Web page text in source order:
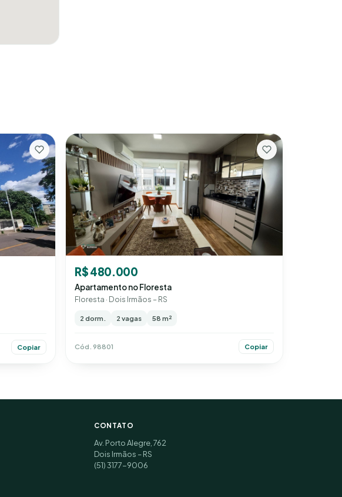
Copiar
R$ 480.000
Apartamento no Floresta
Floresta · Dois Irmãos – RS
2 dorm. 2 vagas 58 m²
Cód. 98801 Copiar
CONTATO
Av. Porto Alegre, 762
Dois Irmãos – RS
(51) 3177-9006